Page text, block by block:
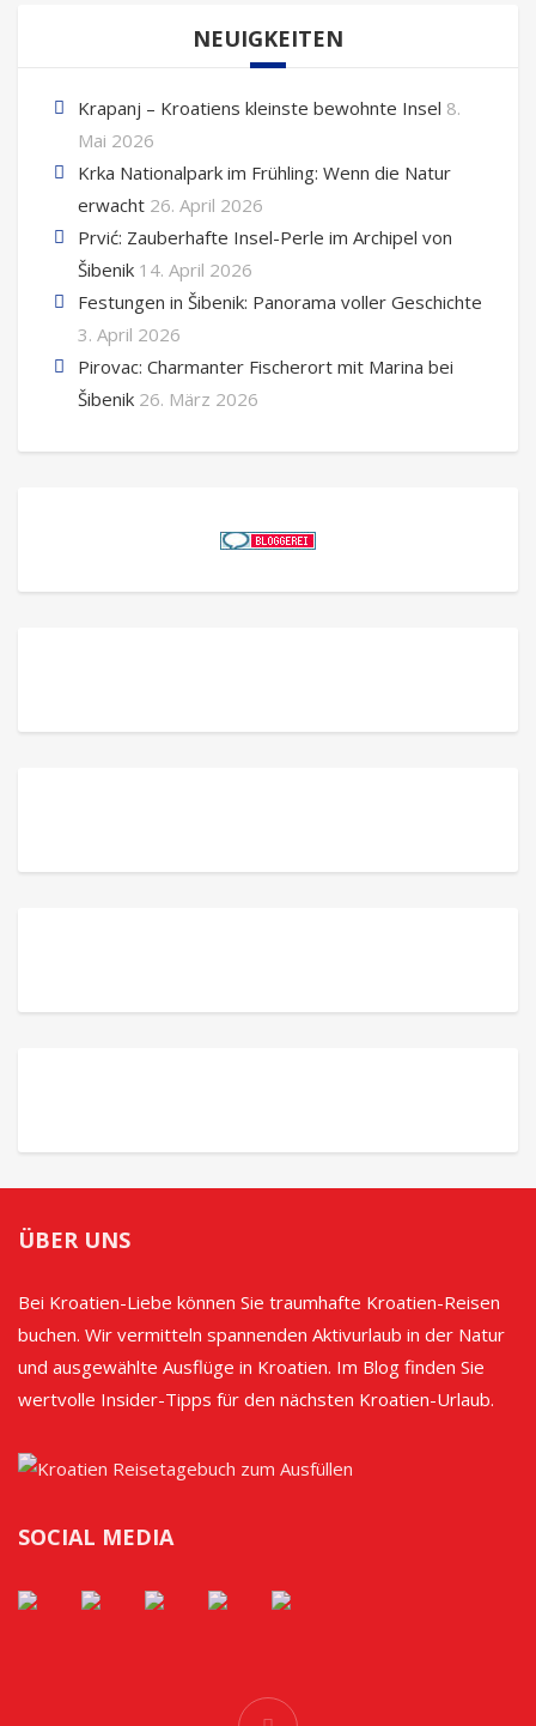
NEUIGKEITEN
Krapanj – Kroatiens kleinste bewohnte Insel 8.
Mai 2026
Krka Nationalpark im Frühling: Wenn die Natur
erwacht 26. April 2026
Prvić: Zauberhafte Insel-Perle im Archipel von
Šibenik 14. April 2026
Festungen in Šibenik: Panorama voller Geschichte
3. April 2026
Pirovac: Charmanter Fischerort mit Marina bei
Šibenik 26. März 2026
ÜBER UNS
Bei Kroatien-Liebe können Sie traumhafte Kroatien-Reisen
buchen. Wir vermitteln spannenden Aktivurlaub in der Natur
und ausgewählte Ausflüge in Kroatien. Im Blog finden Sie
wertvolle Insider-Tipps für den nächsten Kroatien-Urlaub.
SOCIAL MEDIA